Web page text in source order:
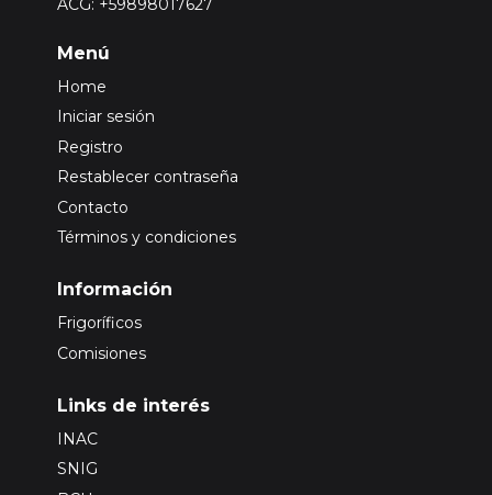
ACG: +59898017627
Menú
Home
Iniciar sesión
Registro
Restablecer contraseña
Contacto
Términos y condiciones
Información
Frigoríficos
Comisiones
Links de interés
INAC
SNIG